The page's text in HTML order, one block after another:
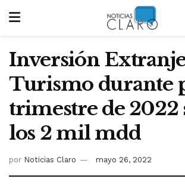
Inversión
Turismo durante
trimestre de 2022
los 2 mil mdd
por Noticias Claro mayo 26, 2022